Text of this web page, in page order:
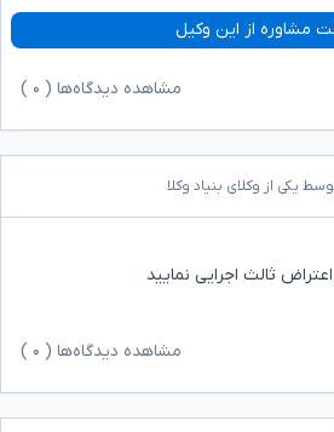
مشاوره از این وکیل
مشاهده دیدگاه‌ها ( ۰
یکی از وکلای بنیاد وکلا
ثالث اجرایی نمایید
مشاهده دیدگاه‌ها ( ۰